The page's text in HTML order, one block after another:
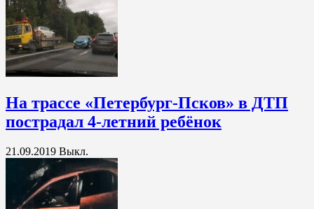
На трассе «Петербург-Псков» в ДТП
пострадал 4-летний ребёнок
21.09.2019 Выкл.